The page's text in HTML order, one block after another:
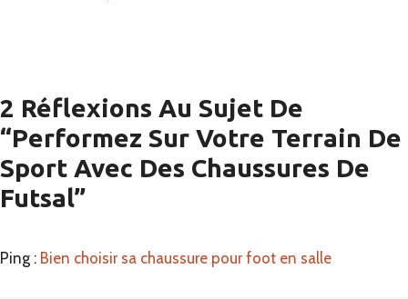
2 Réflexions Au Sujet De
“Performez Sur Votre Terrain De
Sport Avec Des Chaussures De
Futsal”
Ping : Bien choisir sa chaussure pour foot en salle